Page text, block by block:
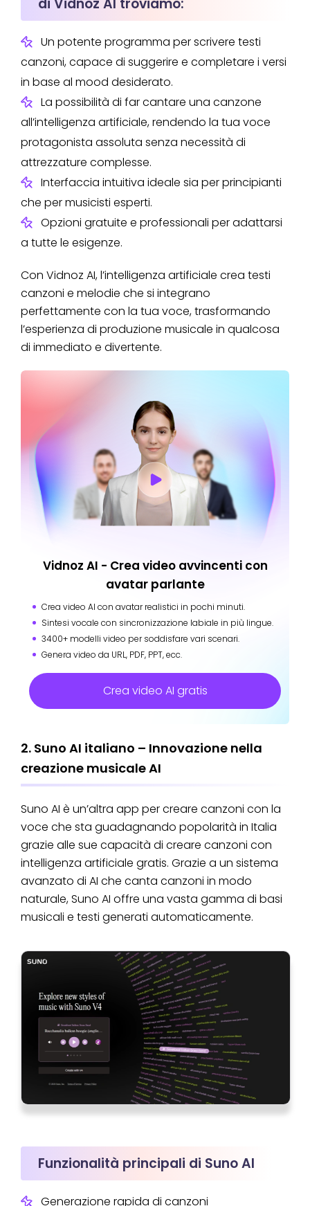
Un potente programma per scrivere testi
canzoni, capace di suggerire e completare i versi
in base al mood desiderato.
La possibilità di far cantare una canzone
all’intelligenza artificiale, rendendo la tua voce
protagonista assoluta senza necessità di
attrezzature complesse.
Interfaccia intuitiva ideale sia per principianti
che per musicisti esperti.
Opzioni gratuite e professionali per adattarsi
a tutte le esigenze.
Con Vidnoz AI, l’intelligenza artificiale crea testi
canzoni e melodie che si integrano
perfettamente con la tua voce, trasformando
l’esperienza di produzione musicale in qualcosa
di immediato e divertente.
Vidnoz AI - Crea video avvincenti con
avatar parlante
Crea video AI con avatar realistici in pochi minuti.
Sintesi vocale con sincronizzazione labiale in più lingue.
3400+ modelli video per soddisfare vari scenari.
Genera video da URL, PDF, PPT, ecc.
Crea video AI gratis
2. Suno AI italiano – Innovazione nella
creazione musicale AI
Suno AI è un’altra app per creare canzoni con la
voce che sta guadagnando popolarità in Italia
grazie alle sue capacità di creare canzoni con
intelligenza artificiale gratis. Grazie a un sistema
avanzato di AI che canta canzoni in modo
naturale, Suno AI offre una vasta gamma di basi
musicali e testi generati automaticamente.
Funzionalità principali di Suno AI
Generazione rapida di canzoni